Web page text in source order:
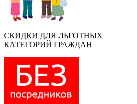
СКИДКИ ДЛЯ ЛЬГОТНЫХ
КАТЕГОРИЙ ГРАЖДАН